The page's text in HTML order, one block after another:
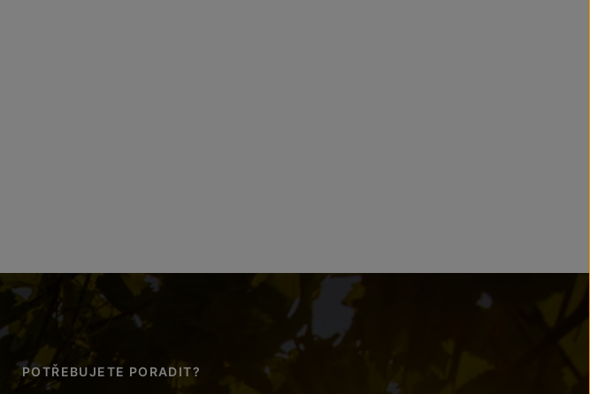
POTŘEBUJETE PORADIT?